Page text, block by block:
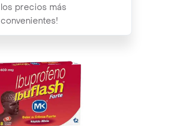
los precios más
convenientes!